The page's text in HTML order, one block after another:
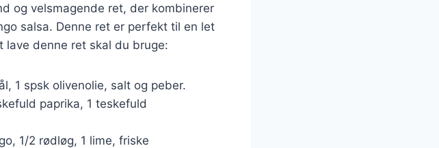
og velsmagende ret, der kombinerer
salsa. Denne ret er perfekt til en let
lave denne ret skal du bruge:
1 spsk olivenolie, salt og peber.
paprika, 1 teskefuld
1/2 rødløg, 1 lime, friske